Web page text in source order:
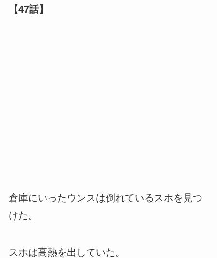
【47話】
倉庫にいったウンスは倒れているスホを見つ
けた。
スホは高熱を出していた。